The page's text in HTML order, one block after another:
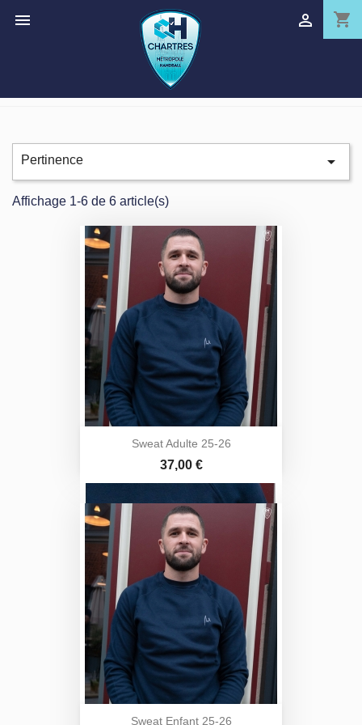
 shopping_cart

Pertinence 
Affichage 1-6 de 6 article(s)
Sweat Adulte 25-26
Prix
37,00 €
Sweat Enfant 25-26